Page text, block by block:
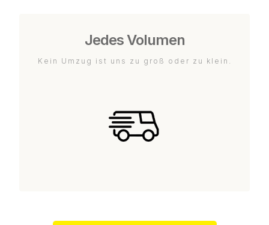
Jedes Volumen
Kein Umzug ist uns zu groß oder zu klein.